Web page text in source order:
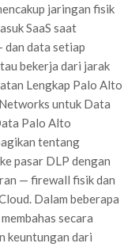
jaringan fisik
SaaS saat
dan data setiap
bekerja dari jarak
Lengkap Palo Alto
untuk Data
Palo Alto
tentang
pasar DLP dengan
— firewall fisik dan
Dalam beberapa
secara
keuntungan dari